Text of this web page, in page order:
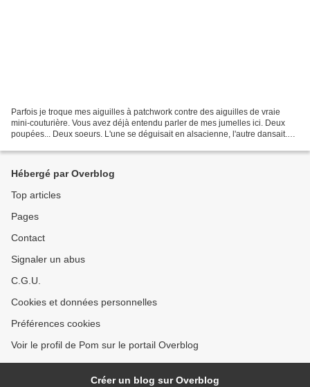
Parfois je troque mes aiguilles à patchwork contre des aiguilles de vraie
mini-couturière. Vous avez déjà entendu parler de mes jumelles ici. Deux
poupées... Deux soeurs. L'une se déguisait en alsacienne, l'autre dansait.
Hébergé par Overblog
Top articles
Pages
Contact
Signaler un abus
C.G.U.
Cookies et données personnelles
Préférences cookies
Voir le profil de Pom sur le portail Overblog
Créer un blog sur Overblog